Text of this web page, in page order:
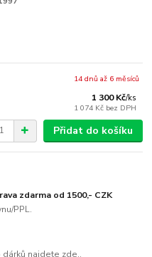
1 300 Kč/ks
1 074 Kč bez DPH
14 dnů až 6 měsíců
Přidat do košíku
zdarma od 1500,- CZK
PPL.
dárků najdete zde..